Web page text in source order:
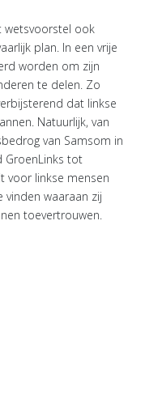
wetsvoorstel ook
plan. In een vrije
worden om zijn
te delen. Zo
dat linkse
Natuurlijk, van
van Samsom in
GroenLinks tot
voor linkse mensen
waaraan zij
toevertrouwen.